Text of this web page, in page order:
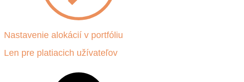
Nastavenie alokácií v portfóliu
Len pre platiacich užívateľov